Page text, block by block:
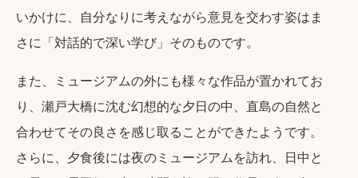
いかけに、自分なりに考えながら意見を交わす姿はま
さに「対話的で深い学び」そのものです。
また、ミュージアムの外にも様々な作品が置かれてお
り、瀬戸大橋に沈む幻想的な夕日の中、直島の自然と
合わせてその良さを感じ取ることができたようです。
さらに、夕食後には夜のミュージアムを訪れ、日中と